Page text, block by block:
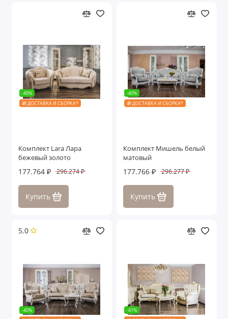
-40%
🎁 ДОСТАВКА И СБОРКА*
Комплект Lara Лара
бежевый золото
177.764 ₽ 296.274 ₽
Купить
-40%
🎁 ДОСТАВКА И СБОРКА*
Комплект Мишель белый
матовый
177.766 ₽ 296.277 ₽
Купить
5.0
-40%
-41%